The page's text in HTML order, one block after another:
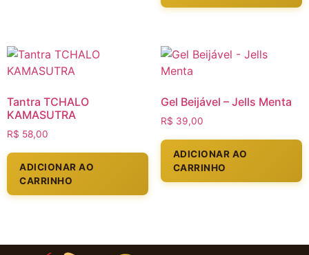
Tantra TCHALO
KAMASUTRA
R$ 58,00
ADICIONAR AO
CARRINHO
Gel Beijável – Jells Menta
R$ 39,00
ADICIONAR AO
CARRINHO